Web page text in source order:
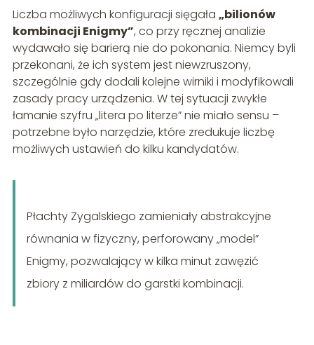
Liczba możliwych konfiguracji sięgała „bilionów
kombinacji Enigmy”, co przy ręcznej analizie
wydawało się barierą nie do pokonania. Niemcy byli
przekonani, że ich system jest niewzruszony,
szczególnie gdy dodali kolejne wirniki i modyfikowali
zasady pracy urządzenia. W tej sytuacji zwykłe
łamanie szyfru „litera po literze” nie miało sensu –
potrzebne było narzędzie, które zredukuje liczbę
możliwych ustawień do kilku kandydatów.
Płachty Zygalskiego zamieniały abstrakcyjne
równania w fizyczny, perforowany „model”
Enigmy, pozwalający w kilka minut zawęzić
zbiory z miliardów do garstki kombinacji.